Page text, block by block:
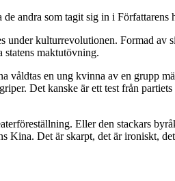
andra som tagit sig in i Författarens
kulturrevolutionen. Formad av
statens maktutövning.
våldtas en ung kvinna av en grupp
Det kanske är ett test från
Eller den stackars
Kina. Det är skarpt, det är ironiskt,